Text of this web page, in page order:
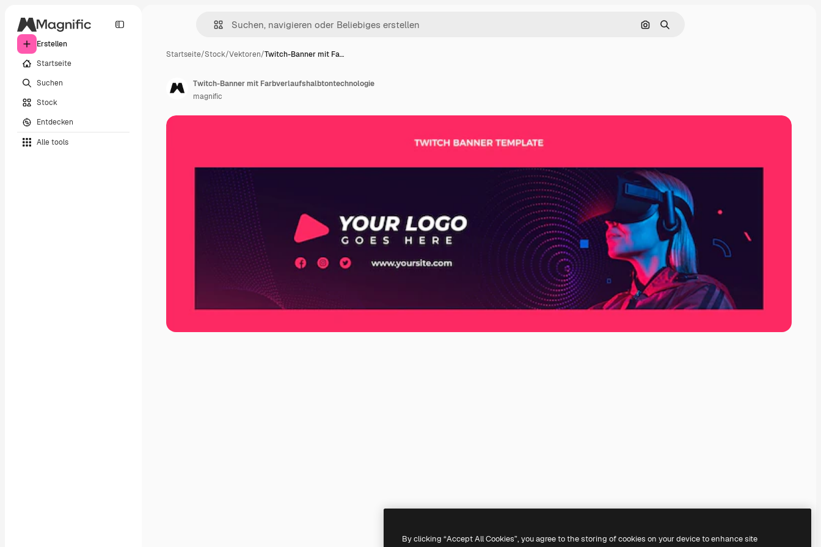
Erstellen
Startseite
Suchen
Stock
Entdecken
Alle tools
Nach Bild suchen
Suchen
Startseite/Stock/Vektoren/Twitch-Banner mit Fa…
Twitch-Banner mit Farbverlaufshalbtontechnologie
magnific
By clicking “Accept All Cookies”, you agree to the storing of cookies on your device to enhance site